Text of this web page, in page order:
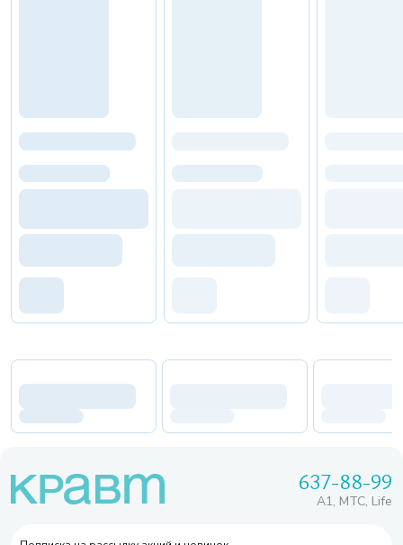
637-88-99
A1, МТС, Life